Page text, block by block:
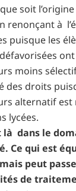
soit
renonçant à
puisque les
moins
des droits
alternatif est
lycées.
là dans le
Ce qui est
peut
de